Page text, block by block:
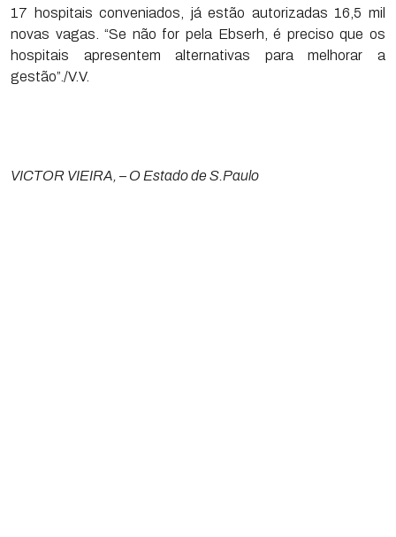
17 hospitais conveniados, já estão autorizadas 16,5 mil
novas vagas. “Se não for pela Ebserh, é preciso que os
hospitais apresentem alternativas para melhorar a
gestão”./V.V.
VICTOR VIEIRA, – O Estado de S.Paulo